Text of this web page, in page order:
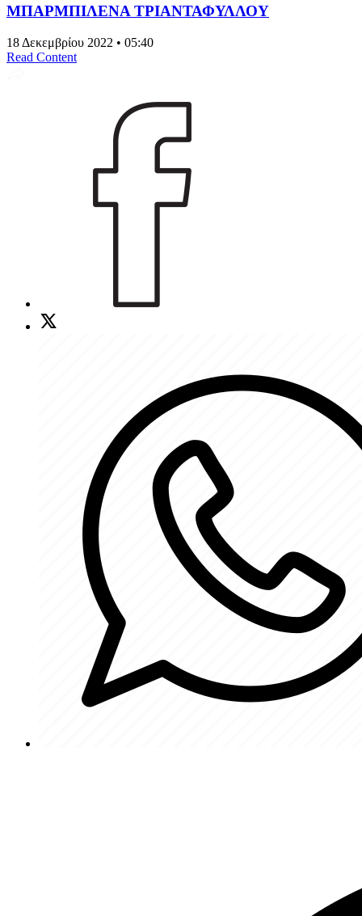
ΜΠΑΡΜΠΙΛΕΝΑ ΤΡΙΑΝΤΑΦΥΛΛΟΥ
18 Δεκεμβρίου 2022 • 05:40
Read Content